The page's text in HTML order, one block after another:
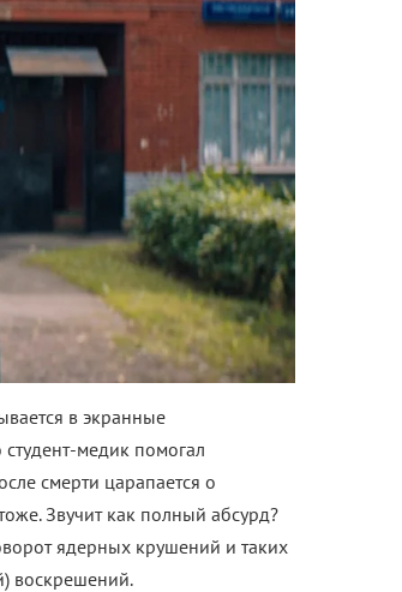
в экранные
медик помогал
смерти царапается о
Звучит как полный абсурд?
ядерных крушений и таких
воскрешений.